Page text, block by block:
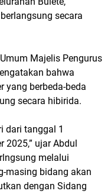
secara
Majelis Pengurus
bahwa
yang berbeda-beda
secara hibirida.
dari tanggal 1
2025,” ujar Abdul
melalui
masing bidang akan
dengan Sidang